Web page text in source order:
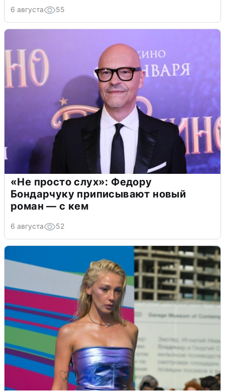
6 августа 55
«Не просто слух»: Федору
Бондарчуку приписывают новый
роман — с кем
6 августа 52